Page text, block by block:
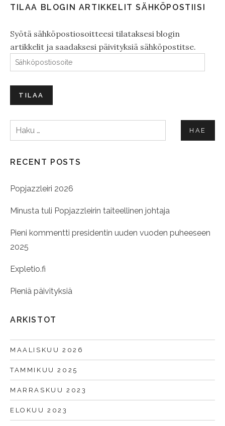
TILAA BLOGIN ARTIKKELIT SÄHKÖPOSTIISI
Syötä sähköpostiosoitteesi tilataksesi blogin
artikkelit ja saadaksesi päivityksiä sähköpostitse.
Sähköpostiosoite
TILAA
Haku:
RECENT POSTS
Popjazzleiri 2026
Minusta tuli Popjazzleirin taiteellinen johtaja
Pieni kommentti presidentin uuden vuoden puheeseen
2025
Expletio.fi
Pieniä päivityksiä
ARKISTOT
MAALISKUU 2026
TAMMIKUU 2025
MARRASKUU 2023
ELOKUU 2023